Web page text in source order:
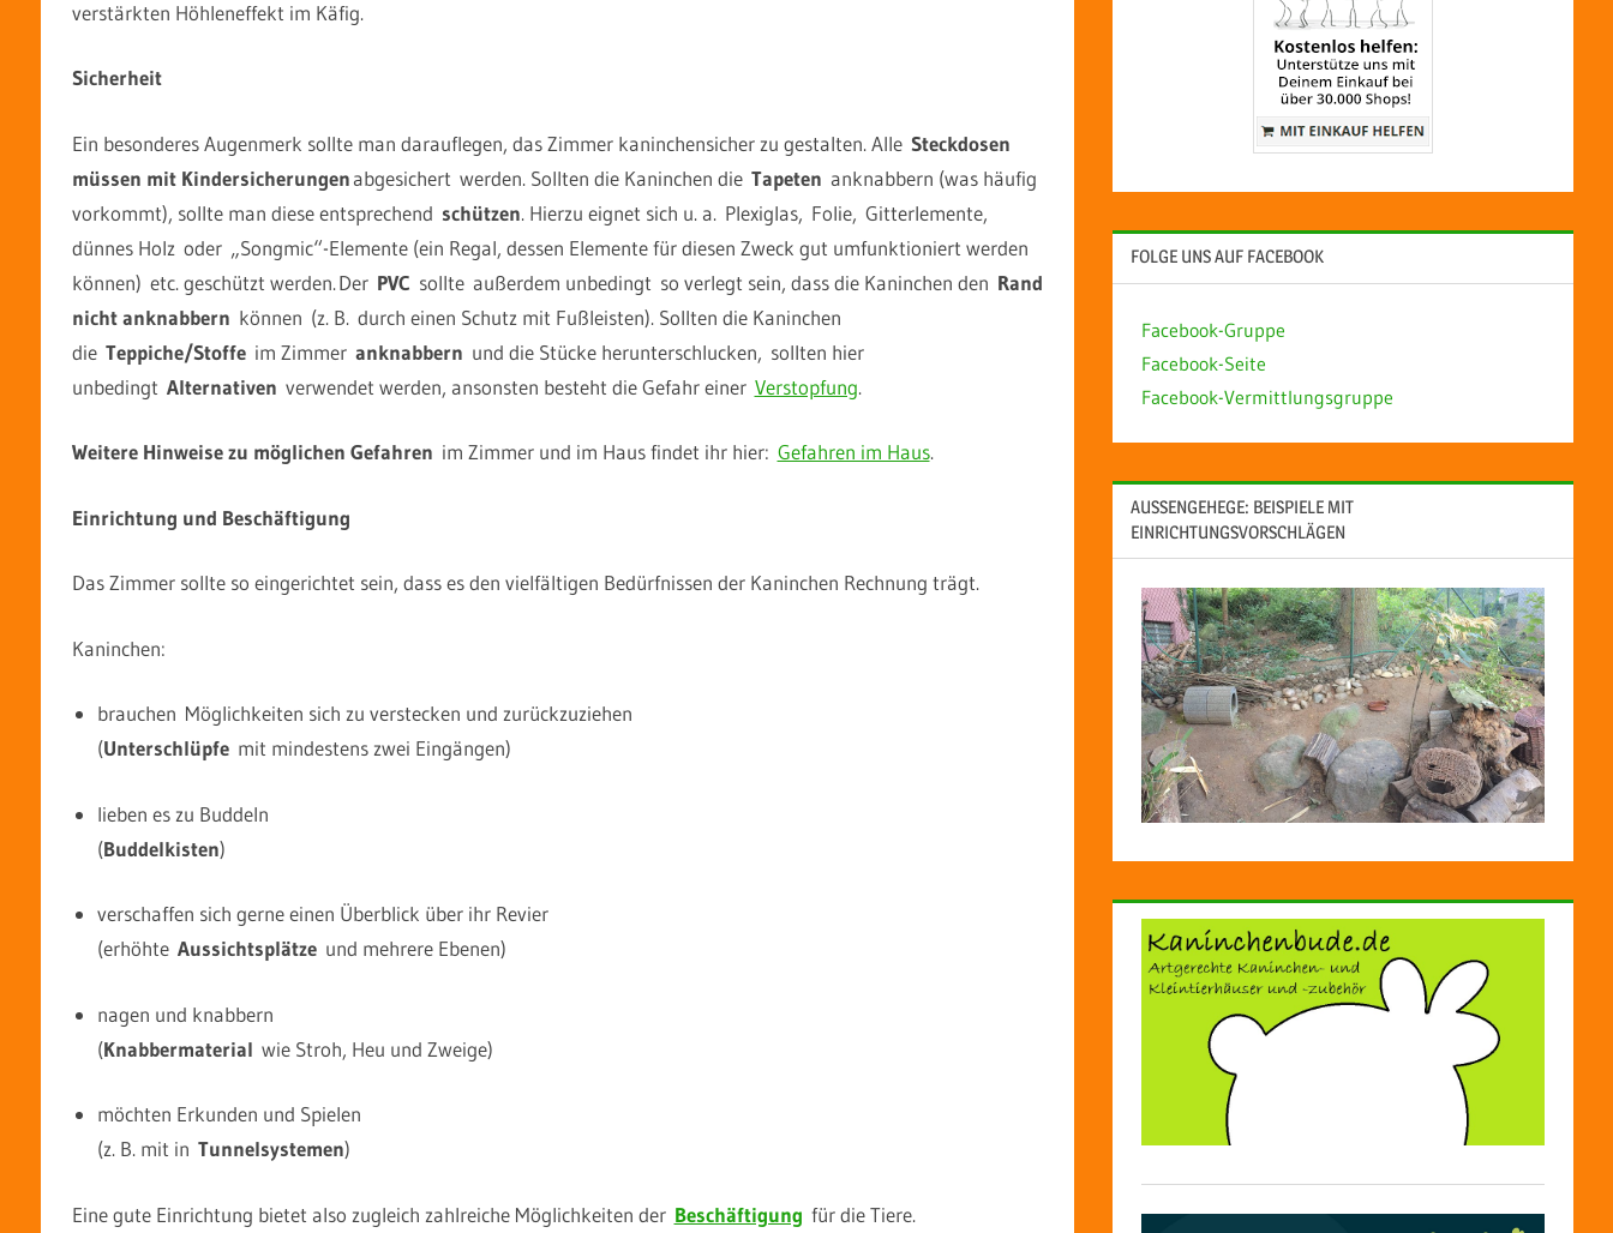
verstärkten Höhleneffekt im Käfig.
Sicherheit
Ein besonderes Augenmerk sollte man darauflegen, das Zimmer kaninchensicher zu gestalten. Alle Steckdosen
müssen mit Kindersicherungenabgesichert werden. Sollten die Kaninchen die Tapeten anknabbern (was häufig
vorkommt), sollte man diese entsprechend schützen. Hierzu eignet sich u. a. Plexiglas, Folie, Gitterlemente,
dünnes Holz oder „Songmic“-Elemente (ein Regal, dessen Elemente für diesen Zweck gut umfunktioniert werden
können) etc. geschützt werden. Der PVC sollte außerdem unbedingt so verlegt sein, dass die Kaninchen den Rand
nicht anknabbern können (z. B. durch einen Schutz mit Fußleisten). Sollten die Kaninchen
die Teppiche/Stoffeim Zimmer anknabbern und die Stücke herunterschlucken, sollten hier
unbedingt Alternativen verwendet werden, ansonsten besteht die Gefahr einer Verstopfung.
Weitere Hinweise zu möglichen Gefahren im Zimmer und im Haus findet ihr hier: Gefahren im Haus.
Einrichtung und Beschäftigung
Das Zimmer sollte so eingerichtet sein, dass es den vielfältigen Bedürfnissen der Kaninchen Rechnung trägt.
Kaninchen:
brauchen Möglichkeiten sich zu verstecken und zurückzuziehen
(Unterschlüpfemit mindestens zwei Eingängen)
lieben es zu Buddeln
(Buddelkisten)
verschaffen sich gerne einen Überblick über ihr Revier
(erhöhte Aussichtsplätze und mehrere Ebenen)
nagen und knabbern
(Knabbermaterial wie Stroh, Heu und Zweige)
möchten Erkunden und Spielen
(z. B. mit in Tunnelsystemen)
Eine gute Einrichtung bietet also zugleich zahlreiche Möglichkeiten der Beschäftigung für die Tiere.
FOLGE UNS AUF FACEBOOK
Facebook-Gruppe
Facebook-Seite
Facebook-Vermittlungsgruppe
AUSSENGEHEGE: BEISPIELE MIT E
INRICHTUNGSVORSCHLÄGEN